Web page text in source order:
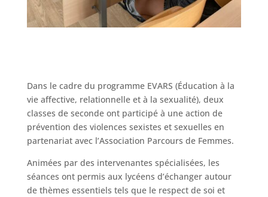
Dans le cadre du programme EVARS (Éducation à la
vie affective, relationnelle et à la sexualité), deux
classes de seconde ont participé à une action de
prévention des violences sexistes et sexuelles en
partenariat avec l’Association Parcours de Femmes.
Animées par des intervenantes spécialisées, les
séances ont permis aux lycéens d’échanger autour
de thèmes essentiels tels que le respect de soi et